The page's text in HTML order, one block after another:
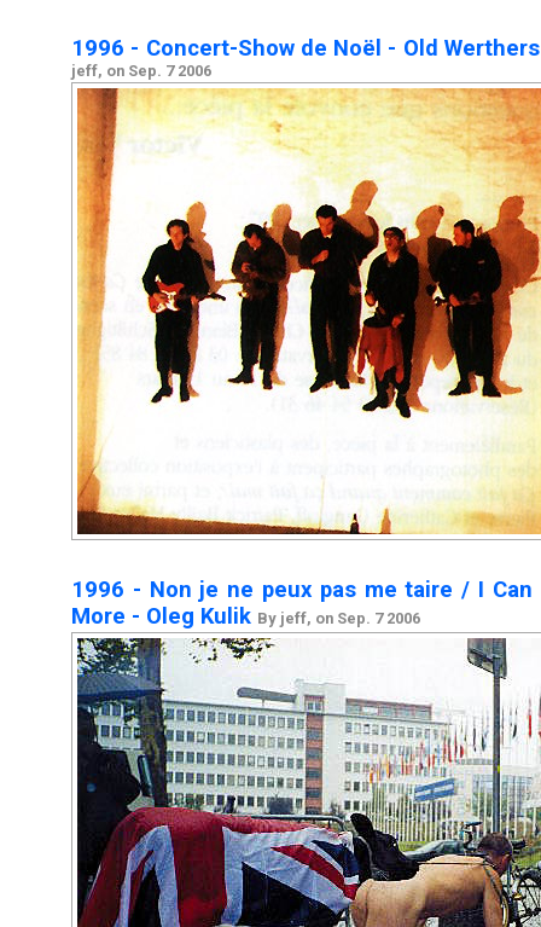
1996 - Concert-Show de Noël - Old
jeff, on Sep. 7 2006
1996 - Non je ne peux pas me taire / I Can
More - Oleg Kulik By jeff, on Sep. 7 2006